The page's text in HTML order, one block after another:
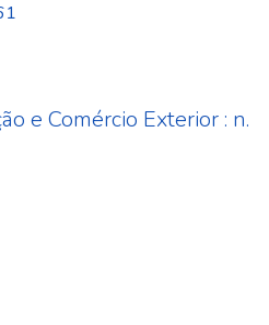
e Comércio Exterior : n.